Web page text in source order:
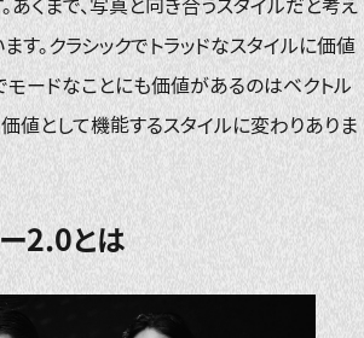
あくまで、写真と向き合うスタイルだと考え
す。クラシックでトラッドなスタイルに価値
モードなことにも価値があるのはベクトル
値として機能するスタイルに変わりありま
ー2.0とは